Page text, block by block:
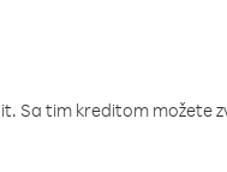
Sa tim kreditom možete